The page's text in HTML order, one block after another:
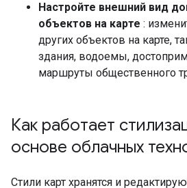
Настройте внешний вид
объектов на карте :
других объектов на карте,
здания, водоемы,
маршруты общественного
Как работает
основе облачных
Стили карт хранятся и